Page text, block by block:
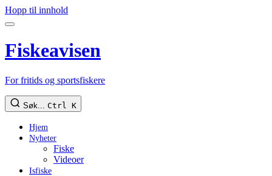
Hopp til innhold
Fiskeavisen
For fritids og sportsfiskere
Søk... Ctrl K
Hjem
Nyheter
Fiske
Videoer
Isfiske